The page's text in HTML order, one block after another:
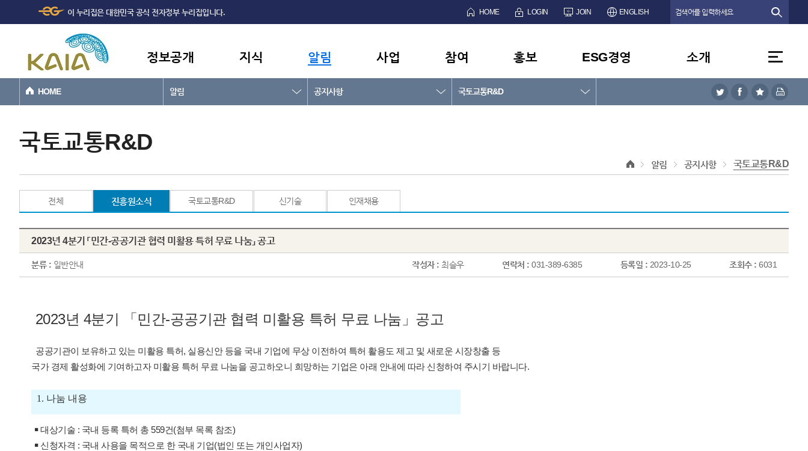
본문바로가기
이 누리집은 대한민국 공식 전자정부 누리집입니다. HOME LOGIN JOIN ENGLISH
정보공개 지식 알림 사업 참여 홍보 ESG경영 소개
HOME 알림 공지사항 국토교통R&D
국토교통R&D
알림 공지사항 국토교통R&D
전체 진흥원소식 국토교통R&D 신기술 인재채용
2023년 4분기 「민간-공공기관 협력 미활용 특허 무료 나눔」 공고
분류 : 일반안내 작성자 : 최슬우 연락처 : 031-389-6385 등록일 : 2023-10-25 조회수 : 6031
2023년 4분기 「민간-공공기관 협력 미활용 특허 무료 나눔」공고
공공기관이 보유하고 있는 미활용 특허, 실용신안 등을 국내 기업에 무상 이전하여 특허 활용도 제고 및 새로운 시장창출 등
국가 경제 활성화에 기여하고자 미활용 특허 무료 나눔을 공고하오니 희망하는 기업은 아래 안내에 따라 신청하여 주시기 바랍니다.
1. 나눔 내용
￭ 대상기술 : 국내 등록 특허 총 559건(첨부 목록 참조)
￭ 신청자격 : 국내 사용을 목적으로 한 국내 기업(법인 또는 개인사업자)